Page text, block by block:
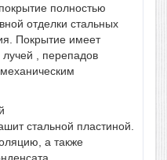
полностью
отделки стальных
Покрытие имеет
, перепадов
стальной пластиной.
а также